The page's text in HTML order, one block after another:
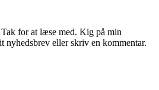
for at læse med. Kig på min
nyhedsbrev eller skriv en kommentar.